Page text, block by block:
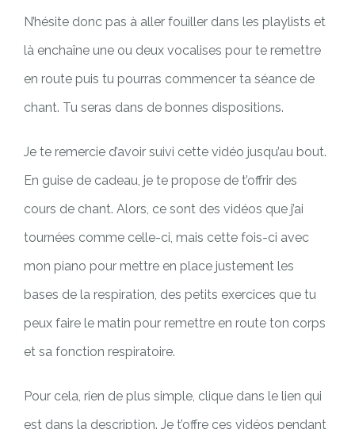
N’hésite donc pas à aller fouiller dans les playlists et
là enchaîne une ou deux vocalises pour te remettre
en route puis tu pourras commencer ta séance de
chant. Tu seras dans de bonnes dispositions.
Je te remercie d’avoir suivi cette vidéo jusqu’au bout.
En guise de cadeau, je te propose de t’offrir des
cours de chant. Alors, ce sont des vidéos que j’ai
tournées comme celle-ci, mais cette fois-ci avec
mon piano pour mettre en place justement les
bases de la respiration, des petits exercices que tu
peux faire le matin pour remettre en route ton corps
et sa fonction respiratoire.
Pour cela, rien de plus simple, clique dans le lien qui
est dans la description. Je t’offre ces vidéos pendant